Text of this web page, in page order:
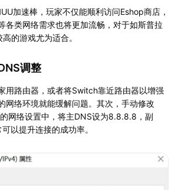
UU加速棒，玩家不仅能顺利访问Eshop商店，
各类网络需求也将更加流畅，对于如斯普拉
的游戏尤为适合。
调整
用路由器，或者将Switch靠近路由器以增强
网络环境就能缓解问题。其次，手动修改
网络设置中，将主DNS设为8.8.8.8，副
以提升连接的成功率。